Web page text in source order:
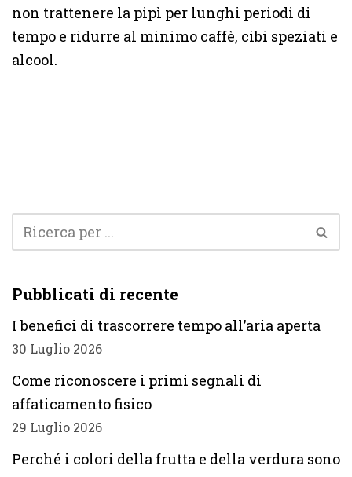
non trattenere la pipì per lunghi periodi di
tempo e ridurre al minimo caffè, cibi speziati e
alcool.
Pubblicati di recente
I benefici di trascorrere tempo all’aria aperta
30 Luglio 2026
Come riconoscere i primi segnali di
affaticamento fisico
29 Luglio 2026
Perché i colori della frutta e della verdura sono